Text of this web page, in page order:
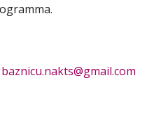
baznicu.nakts@gmail.com